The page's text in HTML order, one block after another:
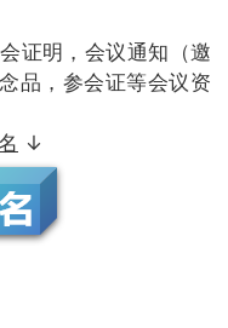
证明，会议通知（邀
品，参会证等会议资
↓